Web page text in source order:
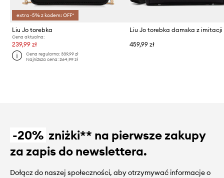
extra -5% z kodem: OFF*
Liu Jo torebka
Cena aktualna:
239,99 zł
Cena regularna:339,99 zł
Najniższa cena:264,99 zł
Liu Jo torebka damska z imitacji
459,99 zł
-20% zniżki** na pierwsze zakupy
za zapis do newslettera.
Dołącz do naszej społeczności, aby otrzymywać informacje o